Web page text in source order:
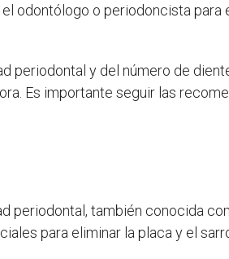
odontólogo o periodoncista para
periodontal y del número de
Es importante seguir las
periodontal, también conocida
para eliminar la placa y el